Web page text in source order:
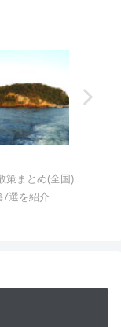
策まとめ(全国)
選を紹介